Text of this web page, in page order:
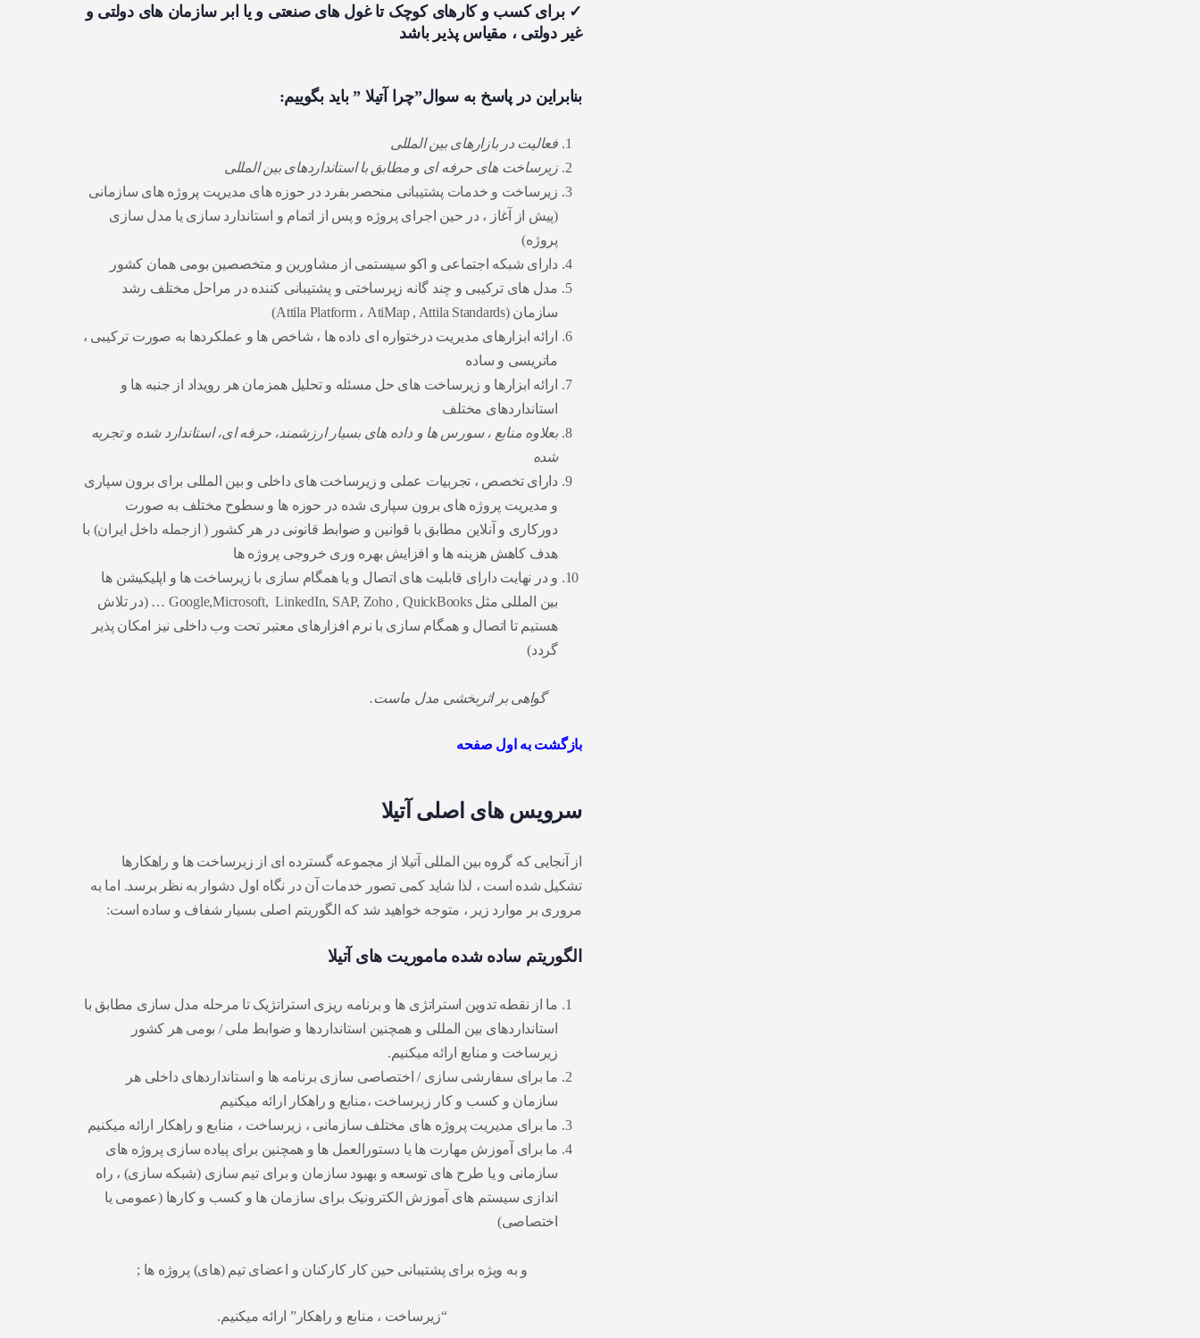
✓ برای کسب و کارهای کوچک تا غول‌ های صنعتی و یا ابر سازمان های دولتی و
غیر دولتی ، مقیاس‌ پذیر باشد
بنابراین در پاسخ به سوال”چرا آتیلا ” باید بگوییم:
فعالیت در بازارهای بین المللی
زیرساخت های حرفه ای و مطابق با استانداردهای بین المللی
زیرساخت و خدمات پشتیبانی منحصر بفرد در حوزه های مدیریت پروژه های سازمانی
(پیش از آغاز ، در حین اجرای پروژه و پس از اتمام و استاندارد سازی یا مدل سازی
پروژه)
دارای شبکه اجتماعی و اکو سیستمی از مشاورین و متخصصین بومی همان کشور
مدل های ترکیبی و چند گانه زیرساختی و پشتیبانی کننده در مراحل مختلف رشد
سازمان (Attila Platform ، AtiMap , Attila Standards)
ارائه ابزارهای مدیریت درختواره ای داده ها ، شاخص ها و عملکردها به صورت ترکیبی ،
ماتریسی و ساده
ارائه ابزارها و زیرساخت های حل مسئله و تحلیل همزمان هر رویداد از جنبه ها و
استانداردهای مختلف
بعلاوه منابع ، سورس ها و داده های بسیار ارزشمند، حرفه ای، استاندارد شده و تجربه
شده
دارای تخصص ، تجربیات عملی و زیرساخت های داخلی و بین المللی برای برون سپاری
و مدیریت پروژه های برون سپاری شده در حوزه ها و سطوح مختلف به صورت
دورکاری و آنلاین مطابق با قوانین و ضوابط قانونی در هر کشور ( ازجمله داخل ایران) با
هدف کاهش هزینه ها و افزایش بهره وری خروجی پروژه ها
و در نهایت دارای قابلیت های اتصال و یا همگام سازی با زیرساخت ها و اپلیکیشن ها
بین المللی مثل Google,Microsoft, LinkedIn, SAP, Zoho , QuickBooks … (در تلاش
هستیم تا اتصال و همگام سازی با نرم افزارهای معتبر تحت وب داخلی نیز امکان پذیر
گردد)
گواهی بر اثربخشی مدل ماست.
بازگشت به اول صفحه
سرویس های اصلی آتیلا
از آنجایی که گروه بین المللی آتیلا از مجموعه گسترده ای از زیرساخت ها و راهکارها
تشکیل شده است ، لذا شاید کمی تصور خدمات آن در نگاه اول دشوار به نظر برسد. اما به
مروری بر موارد زیر ، متوجه خواهید شد که الگوریتم اصلی بسیار شفاف و ساده است:
الگوریتم ساده شده ماموریت های آتیلا
ما از نقطه تدوین استراتژی ها و برنامه ریزی استراتژیک تا مرحله مدل سازی مطابق با
استانداردهای بین المللی و همچنین استانداردها و ضوابط ملی / بومی هر کشور
زیرساخت و منابع ارائه میکنیم.
ما برای سفارشی سازی / اختصاصی سازی برنامه ها و استانداردهای داخلی هر
سازمان و کسب و کار زیرساخت ،منابع و راهکار ارائه میکنیم
ما برای مدیریت پروژه های مختلف سازمانی ، زیرساخت ، منابع و راهکار ارائه میکنیم
ما برای آموزش مهارت ها یا دستورالعمل ها و همچنین برای پیاده سازی پروژه های
سازمانی و یا طرح های توسعه و بهبود سازمان و برای تیم سازی (شبکه سازی) ، راه
اندازی سیستم های آموزش الکترونیک برای سازمان ها و کسب و کارها (عمومی یا
اختصاصی)
و به ویژه برای پشتیبانی حین کار کارکنان و اعضای تیم (های) پروژه ها ;
“زیرساخت ، منابع و راهکار” ارائه میکنیم.